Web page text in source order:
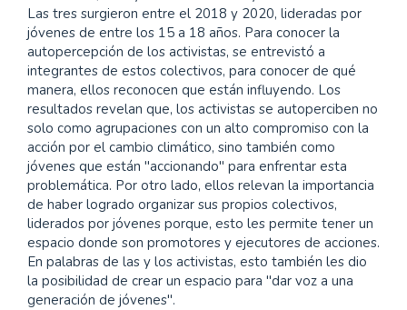
Las tres surgieron entre el 2018 y 2020, lideradas por
jóvenes de entre los 15 a 18 años. Para conocer la
autopercepción de los activistas, se entrevistó a
integrantes de estos colectivos, para conocer de qué
manera, ellos reconocen que están influyendo. Los
resultados revelan que, los activistas se autoperciben no
solo como agrupaciones con un alto compromiso con la
acción por el cambio climático, sino también como
jóvenes que están "accionando" para enfrentar esta
problemática. Por otro lado, ellos relevan la importancia
de haber logrado organizar sus propios colectivos,
liderados por jóvenes porque, esto les permite tener un
espacio donde son promotores y ejecutores de acciones.
En palabras de las y los activistas, esto también les dio
la posibilidad de crear un espacio para "dar voz a una
generación de jóvenes".